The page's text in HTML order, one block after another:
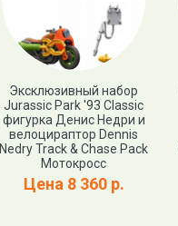
Эксклюзивный набор
Jurassic Park '93 Classic
фигурка Денис Недри и
велоцираптор Dennis
Nedry Track & Chase Pack
Мотокросс
Цена 8 360 р.